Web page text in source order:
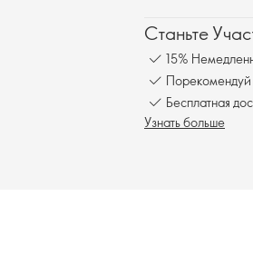
Станьте
15%
Порекомендуй
Узнать больше